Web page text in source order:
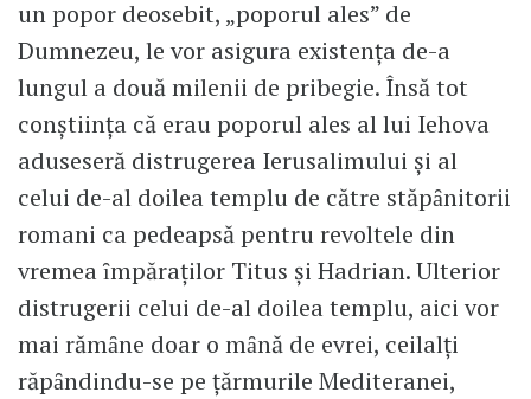
un popor deosebit, „poporul ales” de
Dumnezeu, le vor asigura existenţa de-a
lungul a două milenii de pribegie. Însă tot
conştiinţa că erau poporul ales al lui Iehova
aduseseră distrugerea Ierusalimului şi al
celui de-al doilea templu de către stăpȃnitorii
romani ca pedeapsă pentru revoltele din
vremea ȋmpăraţilor Titus şi Hadrian. Ulterior
distrugerii celui de-al doilea templu, aici vor
mai rămȃne doar o mȃnă de evrei, ceilalţi
răpȃndindu-se pe ţărmurile Mediteranei,